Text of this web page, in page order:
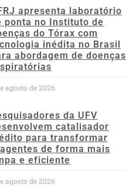
apresenta laboratório
ponta no Instituto de
do Tórax com
inédita no Brasil
abordagem de doenças
agosto de 2026
da UFV
catalisador
para transformar
de forma mais
e eficiente
agosto de 2026